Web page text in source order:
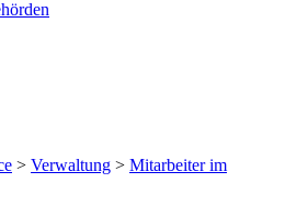
> Verwaltung > Mitarbeiter im